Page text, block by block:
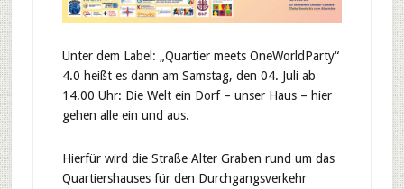
Unter dem Label: „Quartier meets OneWorldParty“
4.0 heißt es dann am Samstag, den 04. Juli ab
14.00 Uhr: Die Welt ein Dorf – unser Haus – hier
gehen alle ein und aus.
Hierfür wird die Straße Alter Graben rund um das
Quartiershauses für den Durchgangsverkehr